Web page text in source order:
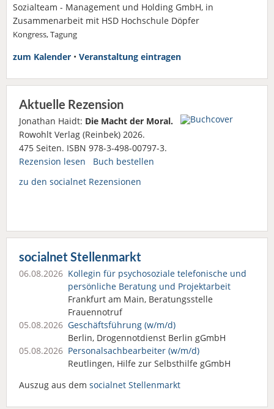
Sozialteam - Management und Holding GmbH, in
Zusammenarbeit mit HSD Hochschule Döpfer
Kongress, Tagung
zum Kalender • Veranstaltung eintragen
Aktuelle Rezension
Jonathan Haidt: Die Macht der Moral.
Rowohlt Verlag (Reinbek) 2026.
475 Seiten. ISBN 978-3-498-00797-3.
Rezension lesen
Buch bestellen
zu den socialnet Rezensionen
socialnet Stellenmarkt
06.08.2026 Kollegin für psychosoziale telefonische und
persönliche Beratung und Projektarbeit
Frankfurt am Main, Beratungsstelle
Frauennotruf
05.08.2026 Geschäftsführung (w/m/d)
Berlin, Drogennotdienst Berlin gGmbH
05.08.2026 Personalsach­bearbeiter (w/m/d)
Reutlingen, Hilfe zur Selbsthilfe gGmbH
Auszug aus dem socialnet Stellenmarkt